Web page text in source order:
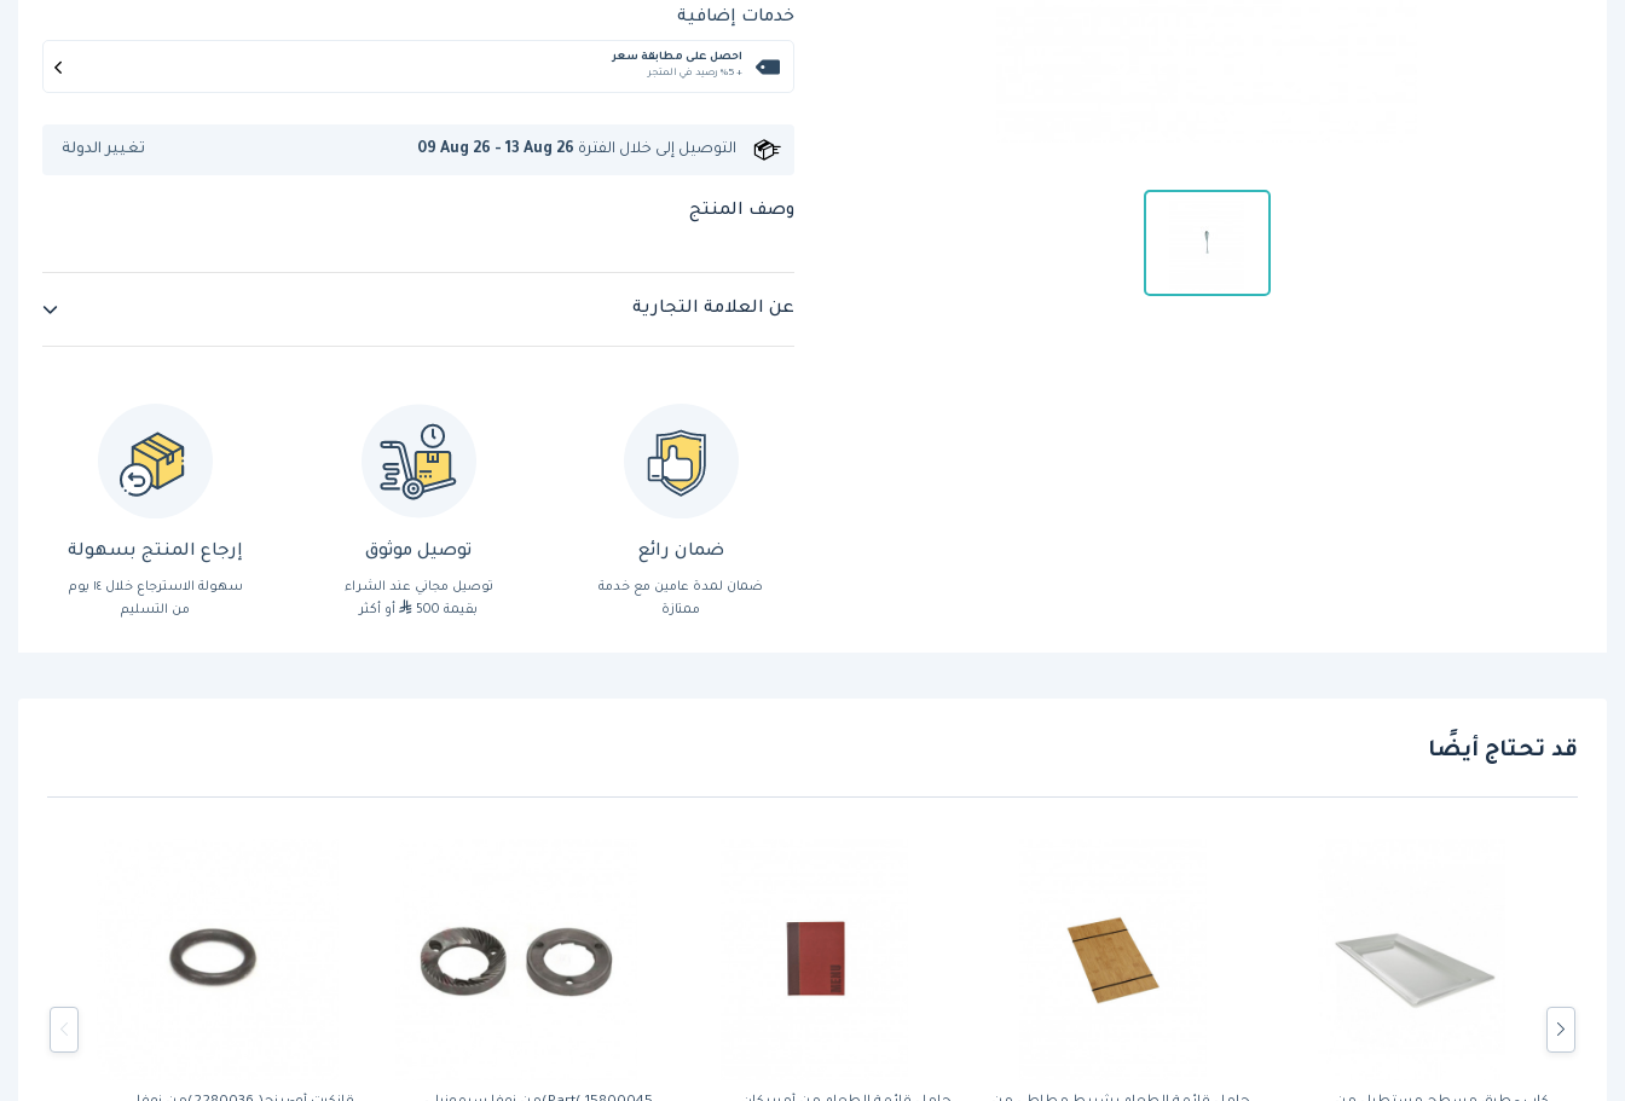
خدمات إضافية
احصل على مطابقة سعر
+ %5 رصيد في المتجر
التوصيل إلى خلال الفترة 09 Aug 26 - 13 Aug 26 تغيير الدولة
وصف المنتج
عن العلامة التجارية
ضمان رائع
ضمان لمدة عامين مع خدمة
ممتازة
توصيل موثوق
توصيل مجاني عند الشراء
بقيمة 500
أو أكثر
إرجاع المنتج بسهولة
سهولة الاسترجاع خلال ١٤ يوم
من التسليم
قد تحتاج أيضًا